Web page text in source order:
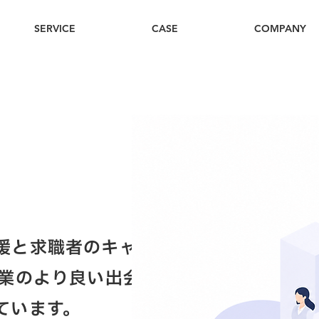
SERVICE CASE COMPANY
求職者のキャリ
のより良い出会
ます。